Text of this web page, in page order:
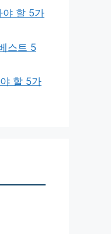
야 할 5가
스트 5
할 5가